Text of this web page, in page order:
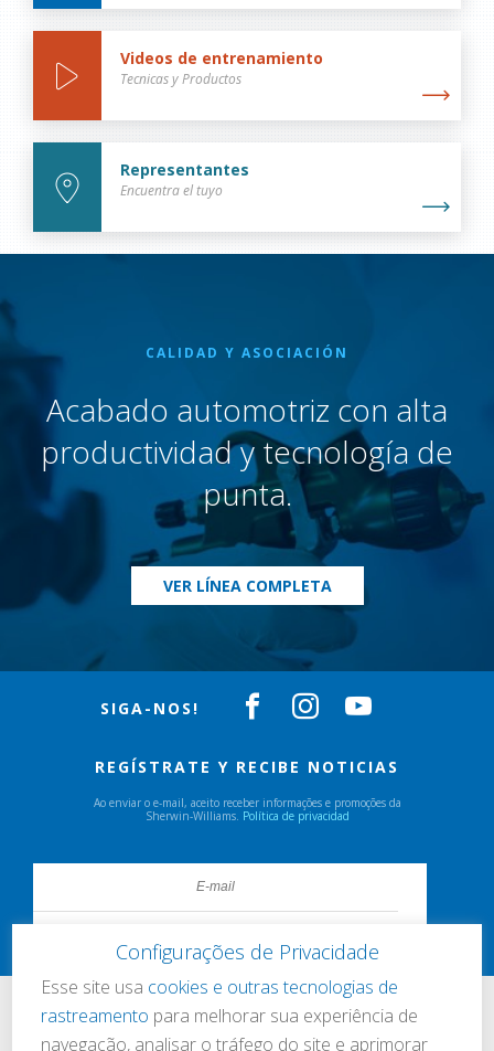
Videos de entrenamiento
Tecnicas y Productos
Representantes
Encuentra el tuyo
CALIDAD Y ASOCIACIÓN
Acabado automotriz con alta
productividad y tecnología de
punta.
VER LÍNEA COMPLETA
SIGA-NOS!
REGÍSTRATE Y RECIBE NOTICIAS
Ao enviar o e-mail, aceito receber informações e promoções da
Sherwin-Williams. Política de privacidad
Configurações de Privacidade
Esse site usa cookies e outras tecnologias de
rastreamento para melhorar sua experiência de
navegação, analisar o tráfego do site e aprimorar